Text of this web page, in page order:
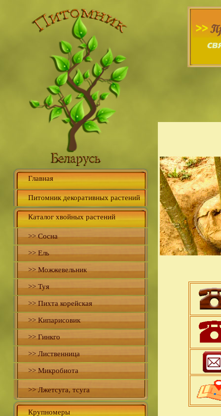
Главная
Питомник декоративных растений
Каталог хвойных растений
>> Сосна
>> Ель
>> Можжевельник
>> Туя
>> Пихта корейская
>> Кипарисовик
>> Гинкго
>> Лиственница
>> Микробиота
>> Лжетсуга, тсуга
Крупномеры